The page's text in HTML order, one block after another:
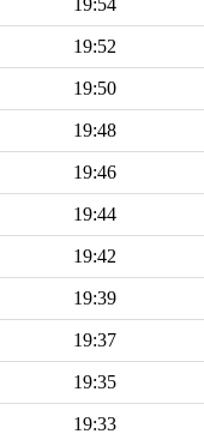
19:54
19:52
19:50
19:48
19:46
19:44
19:42
19:39
19:37
19:35
19:33